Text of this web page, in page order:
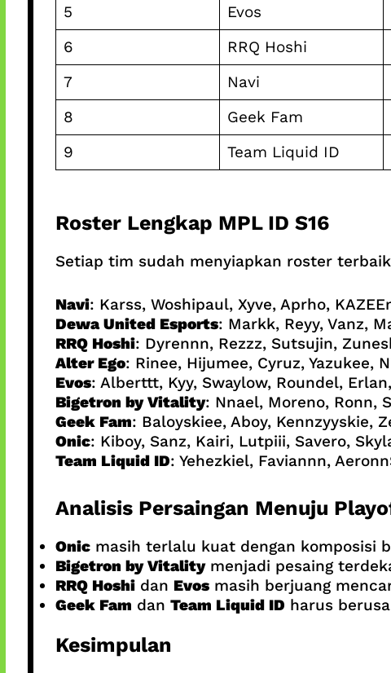
5 Evos
6
RRQ Hoshi
7
Navi
8
Geek Fam
9
Team Liquid ID
Roster Lengkap MPL ID S16
Setiap tim sudah menyiapkan roster
Navi: Karss, Woshipaul, Xyve, Aprho,
Dewa United Esports: Markk, Reyy, Vanz,
RRQ Hoshi: Dyrennn, Rezzz, Sutsujin,
Alter Ego: Rinee, Hijumee, Cyruz, Yazukee,
Evos: Alberttt, Kyy, Swaylow, Roundel,
Bigetron by Vitality: Nnael, Moreno, Ronn,
Geek Fam: Baloyskiee, Aboy, Kennzyyskie,
Onic: Kiboy, Sanz, Kairi, Lutpiii, Savero,
Team Liquid ID: Yehezkiel, Faviannn,
Analisis Persaingan Menuju
Onicmasih terlalu kuat dengan komposisi
Bigetron by Vitalitymenjadi pesaing
RRQ Hoshidan Evosmasih berjuang
Geek Fam dan Team Liquid ID harus
Kesimpulan